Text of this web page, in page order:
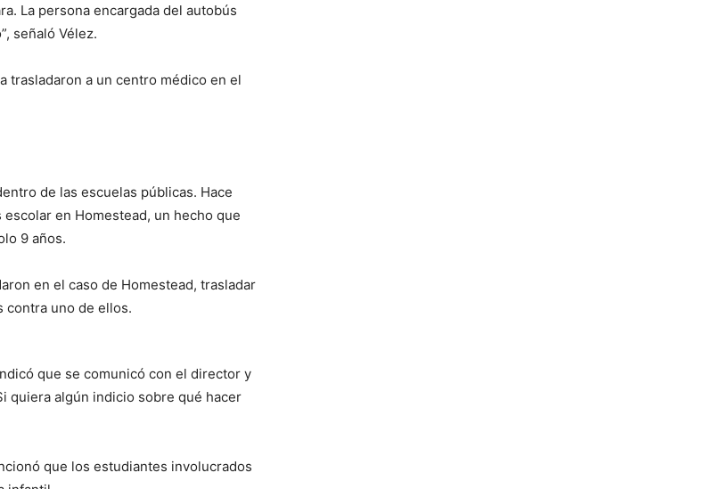
La persona encargada del autobús
señaló Vélez.
trasladaron a un centro médico en el
de las escuelas públicas. Hace
en Homestead, un hecho que
9 años.
en el caso de Homestead, trasladar
contra uno de ellos.
que se comunicó con el director y
quiera algún indicio sobre qué hacer
que los estudiantes involucrados